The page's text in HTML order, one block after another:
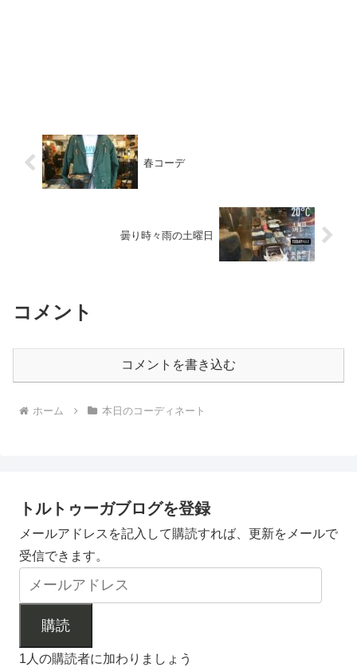
春コーデ
曇り時々雨の土曜日
コメント
コメントを書き込む
ホーム 本日のコーディネート
トルトゥーガブログを登録
メールアドレスを記入して購読すれば、更新をメールで
受信できます。
購読
1人の購読者に加わりましょう